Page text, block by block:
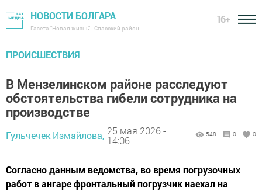
НОВОСТИ БОЛГАРА
Газета "Новая жизнь" - Спасский район
16+
ПРОИСШЕСТВИЯ
В Мензелинском районе расследуют
обстоятельства гибели сотрудника на
производстве
Гульчечек Измайлова, 25 мая 2026 -
14:06
548 0 0
Согласно данным ведомства, во время погрузочных
работ в ангаре фронтальный погрузчик наехал на